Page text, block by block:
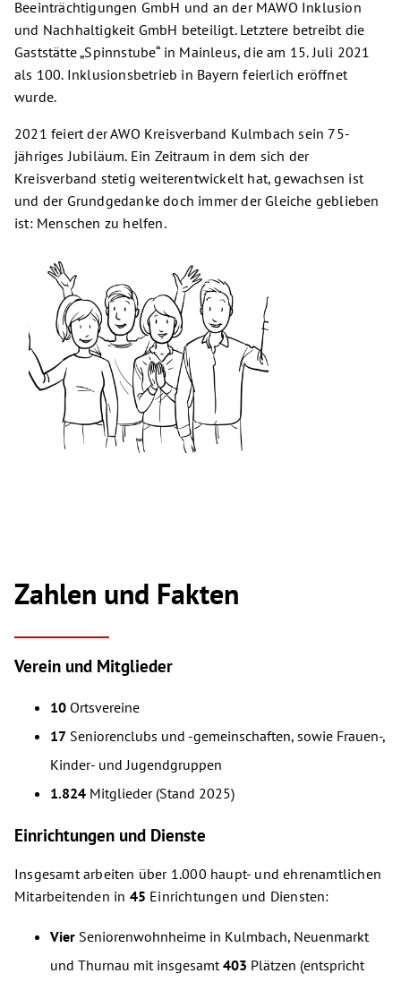
Beeinträchtigungen GmbH und an der MAWO Inklusion
und Nachhaltigkeit GmbH beteiligt. Letztere betreibt die
Gaststätte „Spinnstube“ in Mainleus, die am 15. Juli 2021
als 100. Inklusionsbetrieb in Bayern feierlich eröffnet
wurde.
2021 feiert der AWO Kreisverband Kulmbach sein 75-
jähriges Jubiläum. Ein Zeitraum in dem sich der
Kreisverband stetig weiterentwickelt hat, gewachsen ist
und der Grundgedanke doch immer der Gleiche geblieben
ist: Menschen zu helfen.
Zahlen und Fakten
Verein und Mitglieder
10 Ortsvereine
17 Seniorenclubs und -gemeinschaften, sowie Frauen-,
Kinder- und Jugendgruppen
1.824 Mitglieder (Stand 2025)
Einrichtungen und Dienste
Insgesamt arbeiten über 1.000 haupt- und ehrenamtlichen
Mitarbeitenden in 45 Einrichtungen und Diensten:
Vier Seniorenwohnheime in Kulmbach, Neuenmarkt
und Thurnau mit insgesamt 403 Plätzen (entspricht